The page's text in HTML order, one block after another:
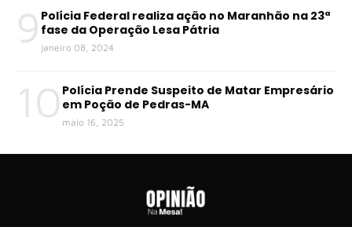
9 Polícia Federal realiza ação no Maranhão na 23ª
fase da Operação Lesa Pátria
janeiro 08, 2024
10 Polícia Prende Suspeito de Matar Empresário
em Poção de Pedras-MA
maio 16, 2025